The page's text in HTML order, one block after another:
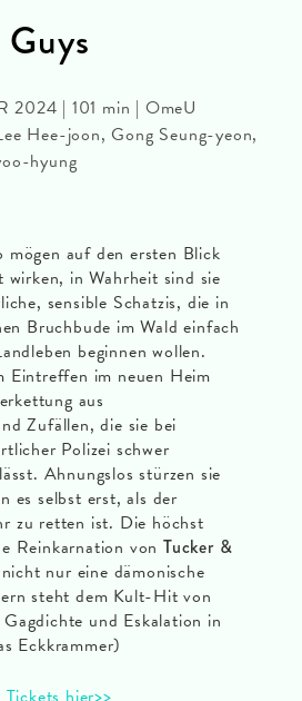
mögen auf den ersten Blick
wirken, in Wahrheit sind sie
sensible Schatzis, die in
Bruchbude im Wald einfach
beginnen wollen.
Eintreffen im neuen Heim
aus
Zufällen, die sie bei
Polizei schwer
Ahnungslos stürzen sie
es selbst erst, als der
zu retten ist. Die höchst
Reinkarnation von Tucker &
nur eine dämonische
steht dem Kult-Hit von
und Eskalation in
Eckkrammer)
2024 | 101 min | OmeU
Hee-joon, Gong Seung-yeon,
hyung